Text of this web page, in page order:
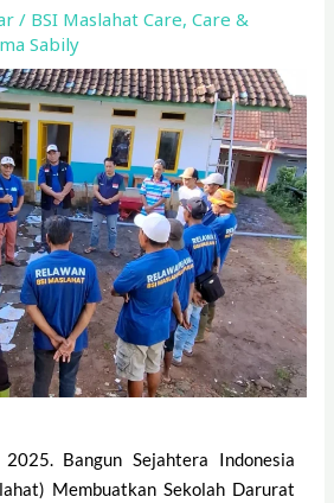
/ BSI Maslahat Care,Care &
Sabily
Bangun Sejahtera Indonesia
Membuatkan Sekolah Darurat